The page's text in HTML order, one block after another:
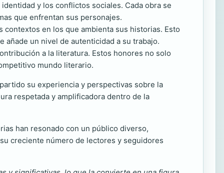
y los conflictos sociales. Cada obra se
que enfrentan sus personajes.
en los que ambienta sus historias. Esto
añade un nivel de autenticidad a su trabajo.
a la literatura. Estos honores no solo
mundo literario.
su experiencia y perspectivas sobre la
respetada y amplificadora dentro de la
han resonado con un público diverso,
creciente número de lectores y seguidores